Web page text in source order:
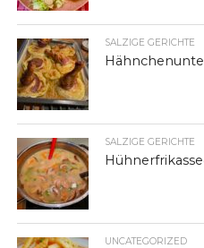
SALZIGE GERICHTE
SALZIGE GERICHTE
UNCATEGORIZED